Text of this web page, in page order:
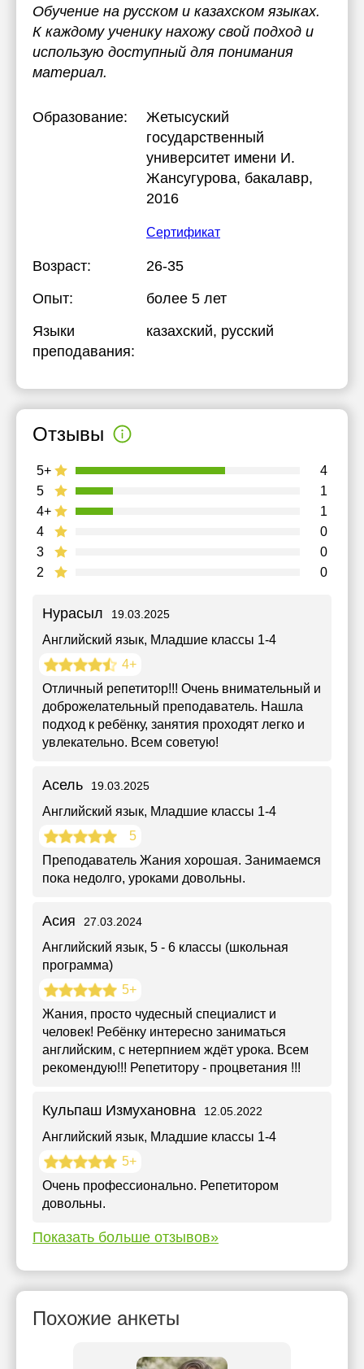
Обучение на русском и казахском языках.
К каждому ученику нахожу свой подход и
использую доступный для понимания
материал.
Образование:
Жетысуский
государственный
университет имени И.
Жансугурова, бакалавр,
2016
Сертификат
Возраст:
26-35
Опыт:
более 5 лет
Языки
преподавания:
казахский, русский
Отзывы
2 0
3 0
4 0
4+ 1
5 1
5+ 4
Нурасыл 19.03.2025
Английский язык, Младшие классы 1-4
4+
Отличный репетитор!!! Очень внимательный и
доброжелательный преподаватель. Нашла
подход к ребёнку, занятия проходят легко и
увлекательно. Всем советую!
Асель 19.03.2025
Английский язык, Младшие классы 1-4
5
Преподаватель Жания хорошая. Занимаемся
пока недолго, уроками довольны.
Асия 27.03.2024
Английский язык, 5 - 6 классы (школьная
программа)
5+
Жания, просто чудесный специалист и
человек! Ребёнку интересно заниматься
английским, с нетерпнием ждёт урока. Всем
рекомендую!!! Репетитору - процветания !!!
Кульпаш Измухановна 12.05.2022
Английский язык, Младшие классы 1-4
5+
Очень профессионально. Репетитором
довольны.
Показать больше отзывов»
Похожие анкеты